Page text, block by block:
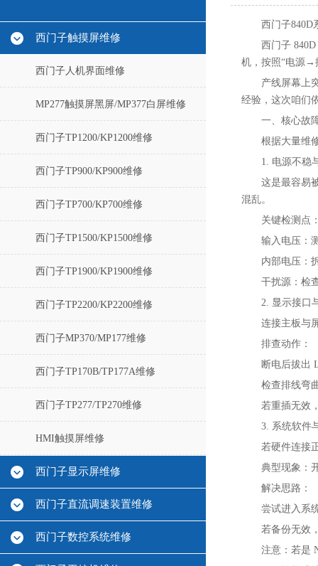
西门子触摸屏维修
西门子人机界面维修
MP277触摸屏黑屏/MP377白屏维修
西门子TP1200/KP1200维修
西门子TP900/KP900维修
西门子TP700/KP700维修
西门子TP1500/KP1500维修
西门子TP1900/KP1900维修
西门子TP2200/KP2200维修
西门子MP370/MP177维修
西门子TP170B/TP177A维修
西门子TP277/TP270维修
HMI触摸屏维修
西门子显示屏维修
西门子直流调速装置维修
西门子数控系统维修
西门子840D
西门子
机，按照“电源→
产线屏幕上
经验，这次咱们
一、核心故
根据大量维
1. 电源不稳
这是最容易
混乱。
关键检测点‌
输入电压‌：
内部电压‌：
干扰源‌：检
2. 显示接口
连接主板与
排查动作‌：
断电后拔出
检查排线弯
若重插无效
3. 系统软件
若硬件连接
典型现象‌：
解决思路‌：
尝试进入系
若备份无效
注意：若是